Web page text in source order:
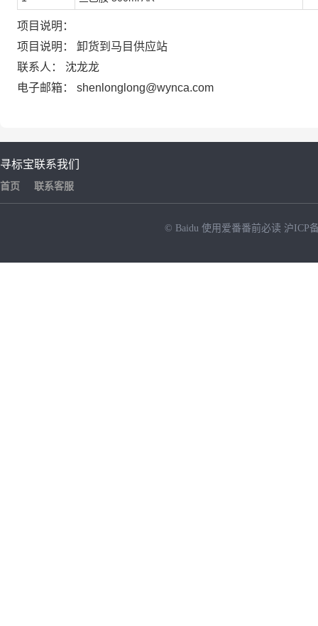
项目说明：
项目说明：
卸货到马目供应站
联系人：
沈龙龙
电子邮箱：
shenlonglong@wynca.com
寻标宝
首页
联系我们
联系客服
© Baidu 使用爱番番前必读 沪ICP